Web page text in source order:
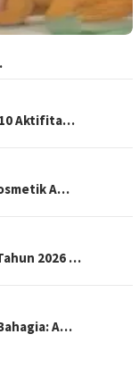
10 Aktifita…
A…
2026 …
A…